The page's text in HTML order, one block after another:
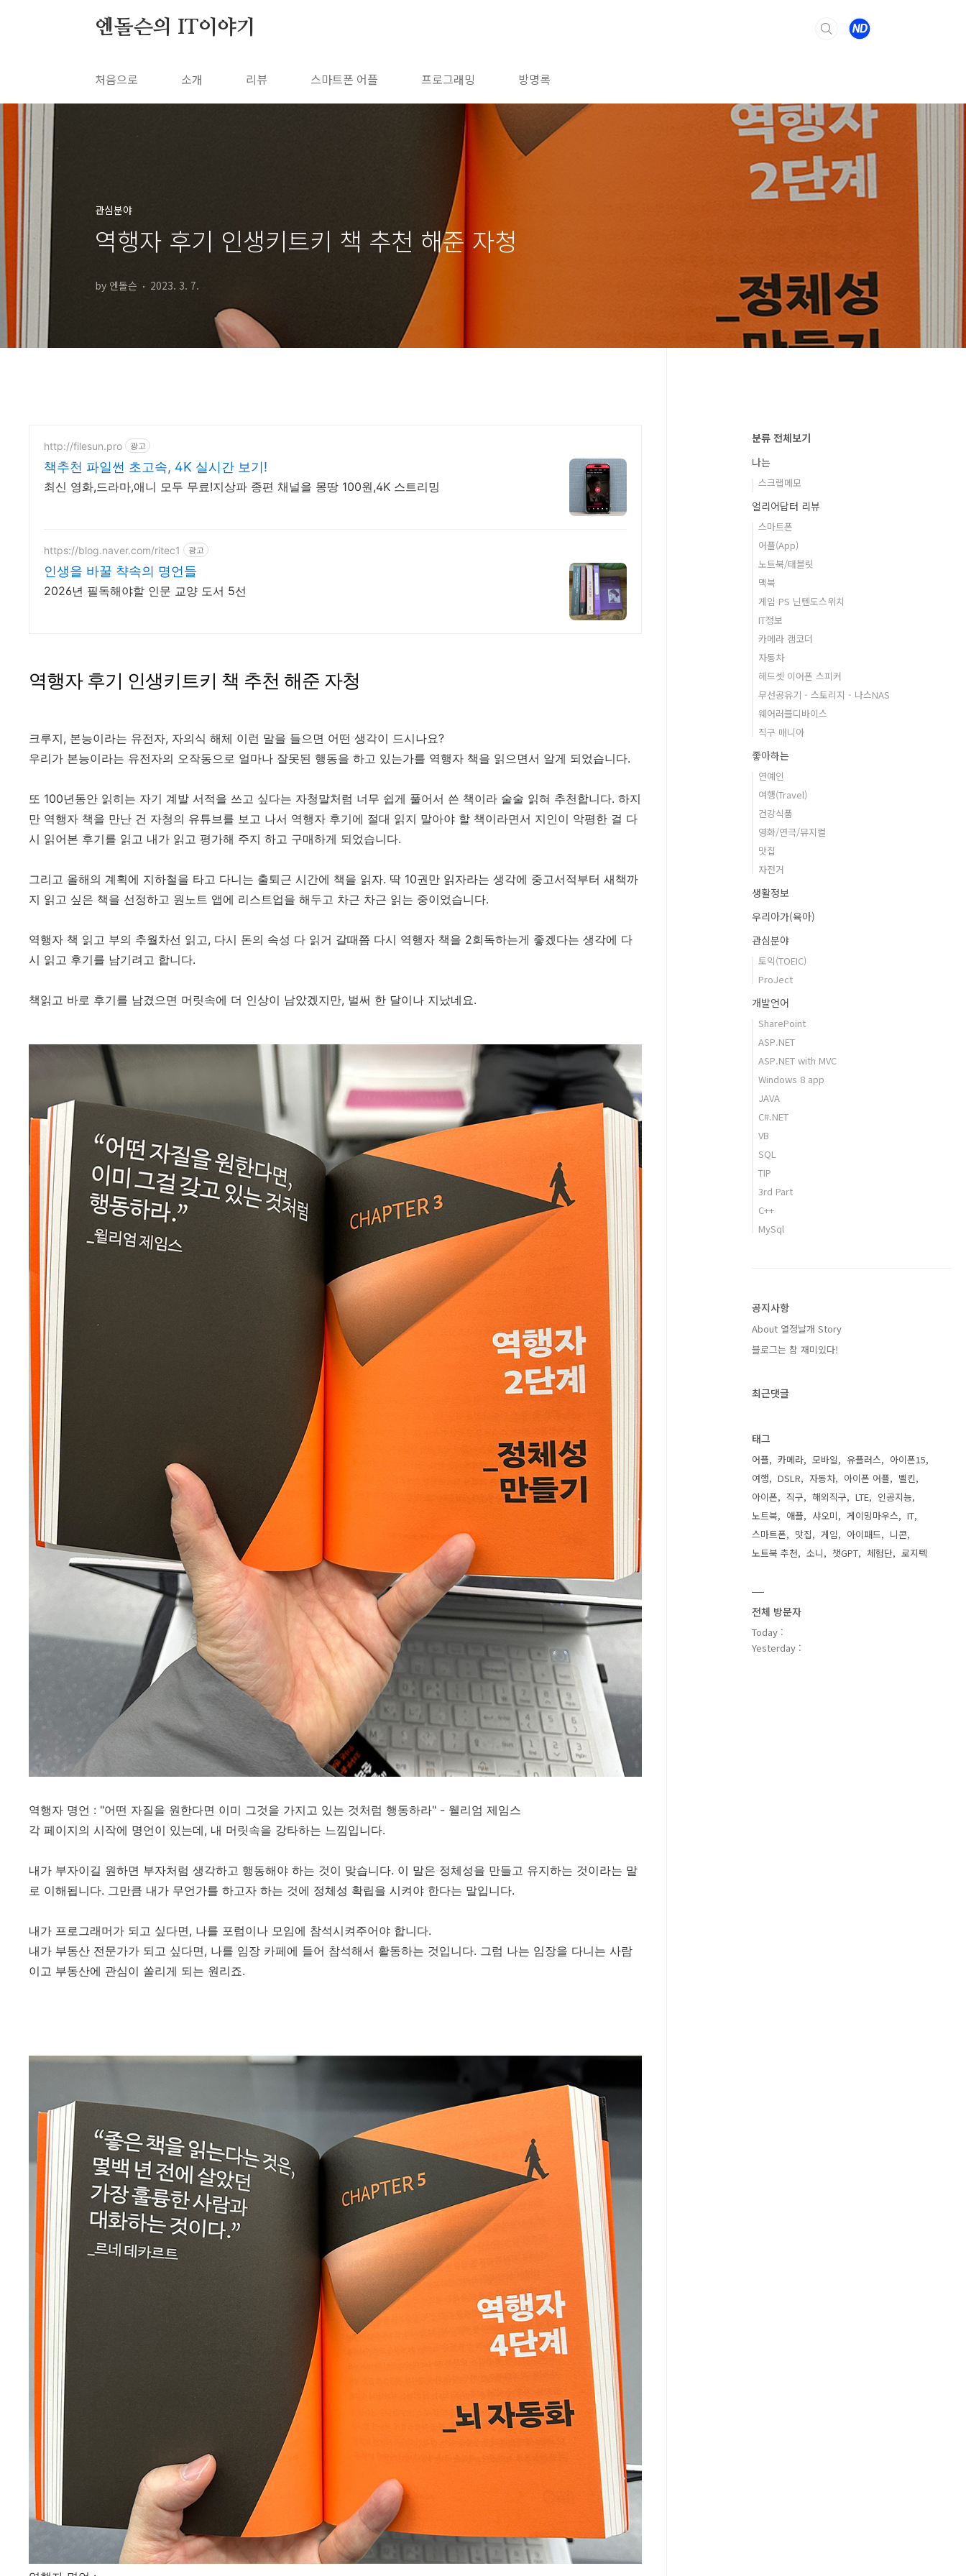
엔돌슨의 IT이야기
처음으로 소개 리뷰 스마트폰 어플 프로그래밍 방명록
관심분야
역행자 후기 인생키트키 책 추천 해준 자청
by 엔돌슨 2023. 3. 7.
http://filesun.pro 광고
책추천 파일썬 초고속, 4K 실시간 보기!
최신 영화,드라마,애니 모두 무료!지상파 종편 채널을 몽땅 100원,4K 스트리밍
https://blog.naver.com/ritec1 광고
인생을 바꿀 챡속의 명언들
2026년 필독해야할 인문 교양 도서 5선
역행자 후기 인생키트키 책 추천 해준 자청
크루지, 본능이라는 유전자, 자의식 해체 이런 말을 들으면 어떤 생각이 드시나요?
우리가 본능이라는 유전자의 오작동으로 얼마나 잘못된 행동을 하고 있는가를 역행자 책을 읽으면서 알게 되었습니다.
또 100년동안 읽히는 자기 계발 서적을 쓰고 싶다는 자청말처럼 너무 쉽게 풀어서 쓴 책이라 술술 읽혀 추천합니다. 하지
만 역행자 책을 만난 건 자청의 유튜브를 보고 나서 역행자 후기에 절대 읽지 말아야 할 책이라면서 지인이 악평한 걸 다
시 읽어본 후기를 읽고 내가 읽고 평가해 주지 하고 구매하게 되었습니다.
그리고 올해의 계획에 지하철을 타고 다니는 출퇴근 시간에 책을 읽자. 딱 10권만 읽자라는 생각에 중고서적부터 새책까
지 읽고 싶은 책을 선정하고 원노트 앱에 리스트업을 해두고 차근 차근 읽는 중이었습니다.
역행자 책 읽고 부의 추월차선 읽고, 다시 돈의 속성 다 읽거 갈때쯤 다시 역행자 책을 2회독하는게 좋겠다는 생각에 다
시 읽고 후기를 남기려고 합니다.
책읽고 바로 후기를 남겼으면 머릿속에 더 인상이 남았겠지만, 벌써 한 달이나 지났네요.
역행자 명언 : "어떤 자질을 원한다면 이미 그것을 가지고 있는 것처럼 행동하라" - 웰리엄 제임스
각 페이지의 시작에 명언이 있는데, 내 머릿속을 강타하는 느낌입니다.
내가 부자이길 원하면 부자처럼 생각하고 행동해야 하는 것이 맞습니다. 이 말은 정체성을 만들고 유지하는 것이라는 말
로 이해됩니다. 그만큼 내가 무언가를 하고자 하는 것에 정체성 확립을 시켜야 한다는 말입니다.
내가 프로그래머가 되고 싶다면, 나를 포럼이나 모임에 참석시켜주어야 합니다.
내가 부동산 전문가가 되고 싶다면, 나를 임장 카페에 들어 참석해서 활동하는 것입니다. 그럼 나는 임장을 다니는 사람
이고 부동산에 관심이 쏠리게 되는 원리죠.
분류 전체보기
나는
스크랩메모
얼리어답터 리뷰
스마트폰
어플(App)
노트북/태블릿
맥북
게임 PS 닌텐도스위치
IT정보
카메라 캠코더
자동차
헤드셋 이어폰 스피커
무선공유기 - 스토리지 - 나스NAS
웨어러블디바이스
직구 매니아
좋아하는
연예인
여행(Travel)
건강식품
영화/연극/뮤지컬
맛집
자전거
생활정보
우리아가(육아)
관심분야
토익(TOEIC)
ProJect
개발언어
SharePoint
ASP.NET
ASP.NET with MVC
Windows 8 app
JAVA
C#.NET
VB
SQL
TIP
3rd Part
C++
MySql
공지사항
About 열정날개 Story
블로그는 참 재미있다!
최근댓글
태그
어플 카메라 모바일 유플러스
아이폰15
여행
DSLR 자동차 아이폰 어플
벨킨
아이폰
직구 해외직구 LTE
인공지능
노트북
애플 샤오미 게이밍마우스
IT
스마트폰
맛집 게임 아이패드
니콘
노트북 추천
소니 챗GPT 체험단 로지텍
전체 방문자
Today :
Yesterday :